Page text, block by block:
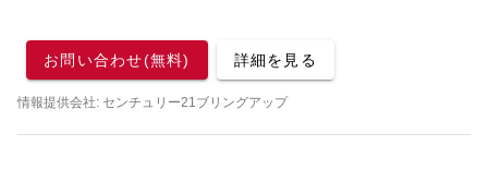
お問い合わせ(無料) 詳細を見る
情報提供会社: センチュリー21ブリングアップ